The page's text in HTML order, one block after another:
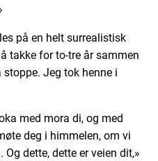
på en helt surrealistisk
takke for to-tre år sammen
Jeg tok henne i
med mora di, og med
deg i himmelen, om vi
dette, dette er veien dit,»